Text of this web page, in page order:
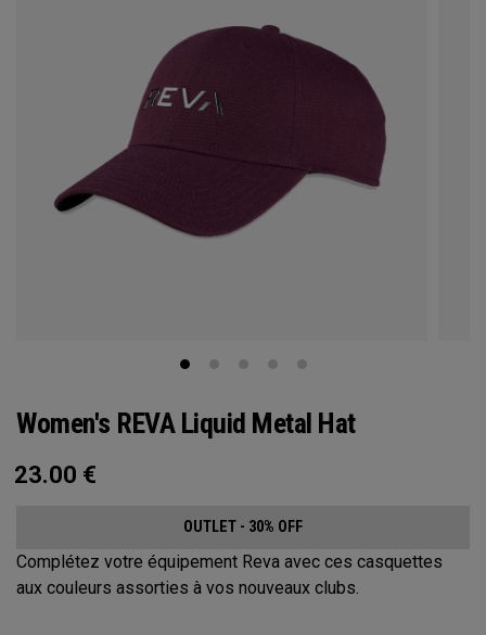
Women's REVA Liquid Metal Hat
23.00 €
OUTLET - 30% OFF
Complétez votre équipement Reva avec ces casquettes
aux couleurs assorties à vos nouveaux clubs.